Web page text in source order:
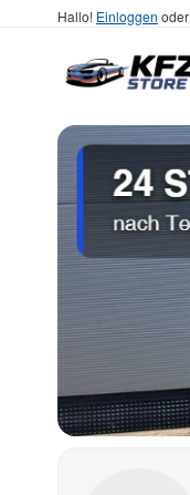
Hallo! Einloggen oder